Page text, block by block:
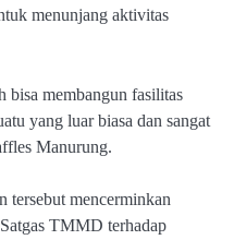
menunjang aktivitas
bisa membangun fasilitas
yang luar biasa dan sangat
Manurung.
tersebut mencerminkan
TMMD terhadap